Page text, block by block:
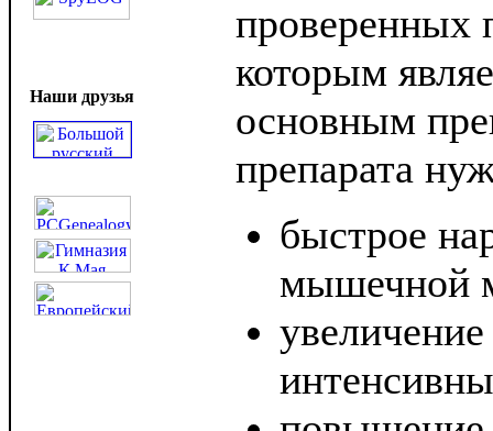
Наши друзья
проверенных
которым
основным
препарата
быстрое
мышечной